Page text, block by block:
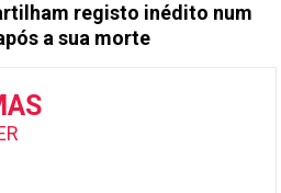
registo inédito num
a sua morte